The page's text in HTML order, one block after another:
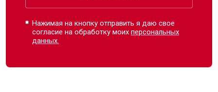
Нажимая на кнопку отправить я даю свое
согласие на обработку моихперсональных
данных.